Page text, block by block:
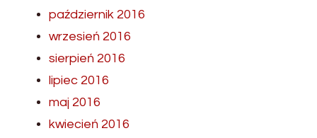
październik 2016
wrzesień 2016
sierpień 2016
lipiec 2016
maj 2016
kwiecień 2016